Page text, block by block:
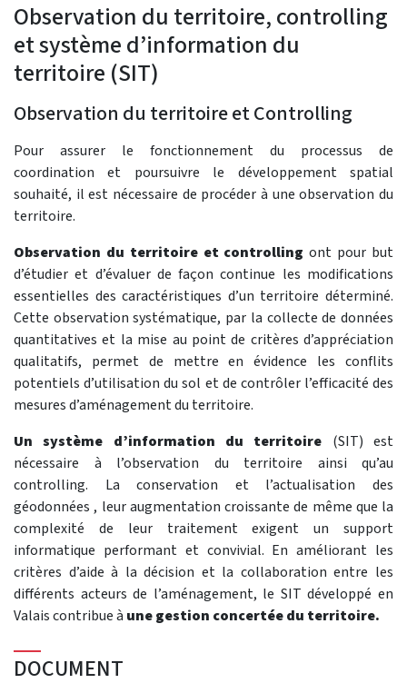
Observation du territoire, controlling
et système d’information du
territoire (SIT)
Observation du territoire et Controlling
Pour assurer le fonctionnement du processus de
coordination et poursuivre le développement spatial
souhaité, il est nécessaire de procéder à une observation du
territoire.
Observation du territoire et controlling ont pour but
d’étudier et d’évaluer de façon continue les modifications
essentielles des caractéristiques d’un territoire déterminé.
Cette observation systématique, par la collecte de données
quantitatives et la mise au point de critères d’appréciation
qualitatifs, permet de mettre en évidence les conflits
potentiels d’utilisation du sol et de contrôler l’efficacité des
mesures d’aménagement du territoire.
Un système d’information du territoire (SIT) est
nécessaire à l’observation du territoire ainsi qu’au
controlling. La conservation et l’actualisation des
géodonnées , leur augmentation croissante de même que la
complexité de leur traitement exigent un support
informatique performant et convivial. En améliorant les
critères d’aide à la décision et la collaboration entre les
différents acteurs de l’aménagement, le SIT développé en
Valais contribue à une gestion concertée du territoire.
DOCUMENT